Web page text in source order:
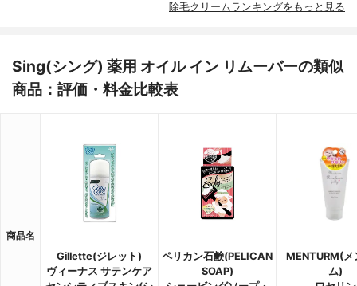
除毛クリームランキングをもっと見る
Sing(シング) 薬用 オイル イン リムーバーの類似
商品：評価・料金比較表
商品名
Gillette(ジレット)
ヴィーナス サテンケア
ペリカン石鹸(PELICAN
SOAP)
MENTURM(メ
ム)